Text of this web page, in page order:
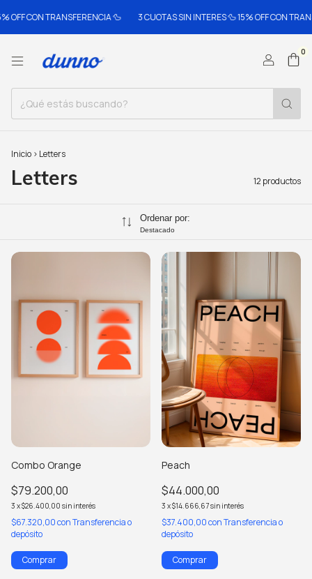
TRANSFERENCIA 🦆 3 CUOTAS SIN INTERES 🦆 15% OFF CON
0
Inicio > Letters
Letters 12 productos
Ordenar por:
Destacado
Combo Orange
$79.200,00
3 x$26.400,00 sin interés
$67.320,00conTransferencia o
depósito
Comprar
Peach
$44.000,00
3 x$14.666,67sin interés
$37.400,00conTransferencia o
depósito
Comprar